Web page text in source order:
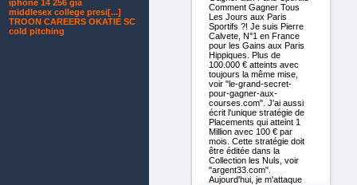
Comment Gagner Tous
Les Jours aux Paris
Sportifs ?! Je suis Pierre
Calvete, N°1 en France
pour les Gains aux Paris
Hippiques. Plus de
100.000 € atteints avec
toujours la même mise,
voir "le-grand-secret-
pour-gagner-aux-
courses.com". J'ai aussi
écrit l'unique stratégie de
Placements qui atteint 1
Million avec 100 € par
mois. Cette stratégie doit
être éditée dans la
Collection les Nuls, voir
"argent33.com".
Aujourd'hui, je m'attaque
iphone 14 256 giá
middlesex college presi[...]
TROON CAREERS OKATIE SC
cold pitching